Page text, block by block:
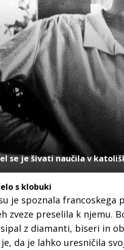
se je šivati naučila v
s klobuki
je spoznala francoskega
zveze preselila k njemu.
z diamanti, biseri in
da je lahko uresničila